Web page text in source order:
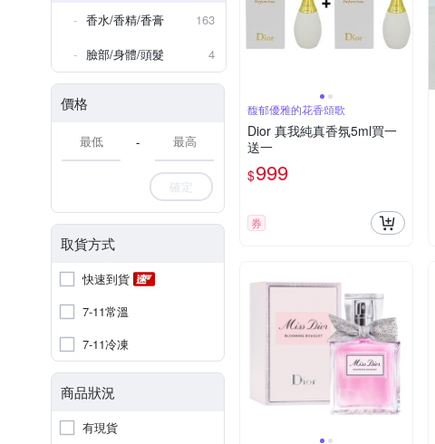
香水/香精/香膏
163
臉部/身體/頭髮
4
價格
-
確定
取貨方式
快速到貨
7-11常溫
7-11冷凍
商品狀況
有現貨
馥郁優雅的花香頌歌
Dior 真我純真香氛5ml買一
送一
$999
券